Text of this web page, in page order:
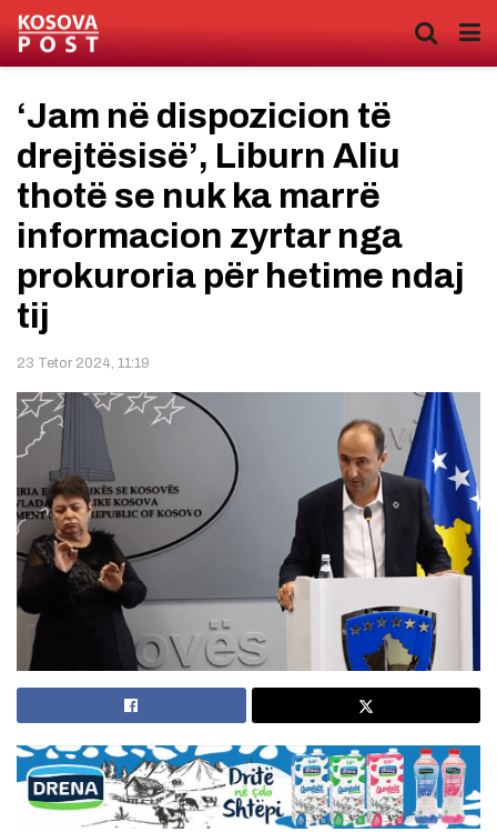
‘Jam në dispozicion të
drejtësisë’, Liburn Aliu
thotë se nuk ka marrë
informacion zyrtar nga
prokuroria për hetime ndaj
tij
23 Tetor 2024, 11:19